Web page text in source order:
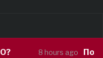
Под покровителство